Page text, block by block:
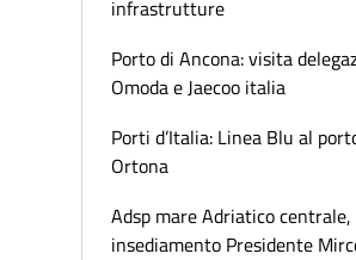
infrastrutture
Porto di Ancona: visita
Omoda e Jaecoo italia
Porti d’Italia: Linea Blu al
Ortona
Adsp mare Adriatico centrale,
insediamento Presidente